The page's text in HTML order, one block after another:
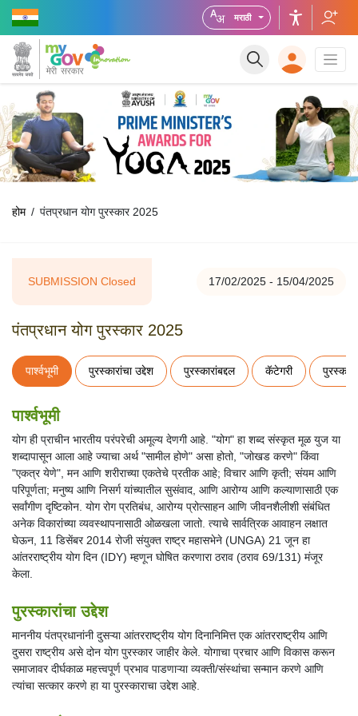
मराठी
होम पंतप्रधान योग पुरस्कार 2025
SUBMISSION Closed 17/02/2025 - 15/04/2025
पंतप्रधान योग पुरस्कार 2025
पार्श्वभूमी पुरस्कारांचा उद्देश पुरस्कारांबद्दल कॅटेगरी पुरस्कार
पार्श्वभूमी
योग ही प्राचीन भारतीय परंपरेची अमूल्य देणगी आहे. "योग" हा शब्द संस्कृत मूळ युज या
शब्दापासून आला आहे ज्याचा अर्थ "सामील होणे" असा होतो, "जोखड करणे" किंवा
"एकत्र येणे", मन आणि शरीराच्या एकतेचे प्रतीक आहे; विचार आणि कृती; संयम आणि
परिपूर्णता; मनुष्य आणि निसर्ग यांच्यातील सुसंवाद, आणि आरोग्य आणि कल्याणासाठी एक
सर्वांगीण दृष्टिकोन. योग रोग प्रतिबंध, आरोग्य प्रोत्साहन आणि जीवनशैलीशी संबंधित
अनेक विकारांच्या व्यवस्थापनासाठी ओळखला जातो. त्याचे सार्वत्रिक आवाहन लक्षात
घेऊन, 11 डिसेंबर 2014 रोजी संयुक्त राष्ट्र महासभेने (UNGA) 21 जून हा
आंतरराष्ट्रीय योग दिन (IDY) म्हणून घोषित करणारा ठराव (ठराव 69/131) मंजूर
केला.
पुरस्कारांचा उद्देश
माननीय पंतप्रधानांनी दुसऱ्या आंतरराष्ट्रीय योग दिनानिमित्त एक आंतरराष्ट्रीय आणि
दुसरा राष्ट्रीय असे दोन योग पुरस्कार जाहीर केले. योगाचा प्रचार आणि विकास करून
समाजावर दीर्घकाळ महत्त्वपूर्ण प्रभाव पाडणाऱ्या व्यक्ती/संस्थांचा सन्मान करणे आणि
त्यांचा सत्कार करणे हा या पुरस्काराचा उद्देश आहे.